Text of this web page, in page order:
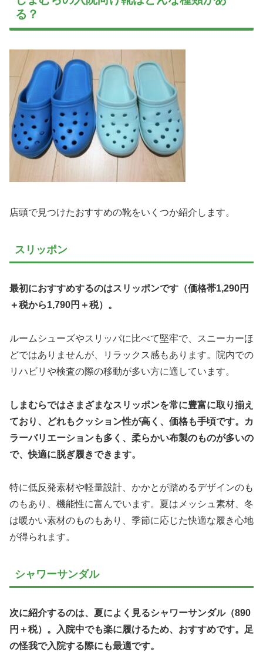
る？
店頭で見つけたおすすめの靴をいくつか紹介します。
スリッポン
最初におすすめするのはスリッポンです（価格帯1,290円
＋税から1,790円＋税）。
ルームシューズやスリッパに比べて堅牢で、スニーカーほ
どではありませんが、リラックス感もあります。院内での
リハビリや検査の際の移動が多い方に適しています。
しまむらではさまざまなスリッポンを常に豊富に取り揃え
ており、どれもクッション性が高く、価格も手頃です。カ
ラーバリエーションも多く、柔らかい布製のものが多いの
で、快適に脱ぎ履きできます。
特に低反発素材や軽量設計、かかとが踏めるデザインのも
のもあり、機能性に富んでいます。夏はメッシュ素材、冬
は暖かい素材のものもあり、季節に応じた快適な履き心地
が得られます。
シャワーサンダル
次に紹介するのは、夏によく見るシャワーサンダル（890
円＋税）。入院中でも楽に履けるため、おすすめです。足
の怪我で入院する際にも最適です。